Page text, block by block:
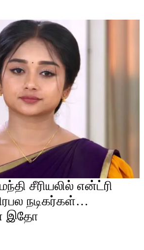
சீரியலில் என்ட்ரி
நடிகர்கள்…
இதோ